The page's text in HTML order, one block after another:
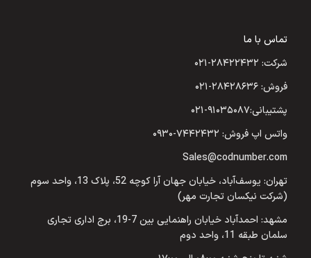
تماس با ما
شرکت: ۲۸۴۲۲۴۳۲-۰۲۱
فروش: ۲۸۴۲۸۶۳۶-۰۲۱
پشتیبانی:۹۱۰۳۵۰۸۷-۰۲۱
واتس اپ فروش: ۷۴۴۲۴۳۲-۰۹۳۰
Sales@codnumber.com
تهران: یوسف‌آباد، خیابان جهان آرا کوچه 52، پلاک 13، واحد سوم
(شرکت نیکسان تجارت مهر)
مشهد: احمدآباد خیابان راهنمایی بین 7-19، برج اداری تجاری
سلمان طبقه 11، واحد دوم